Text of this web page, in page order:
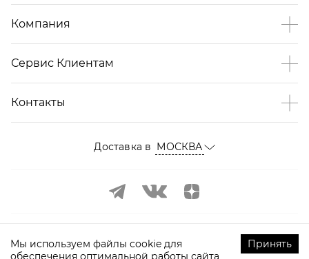
Компания
Сервис Клиентам
Контакты
Доставка в МОСКВА
Мы используем файлы cookie для
обеспечения оптимальной работы сайта
Принять